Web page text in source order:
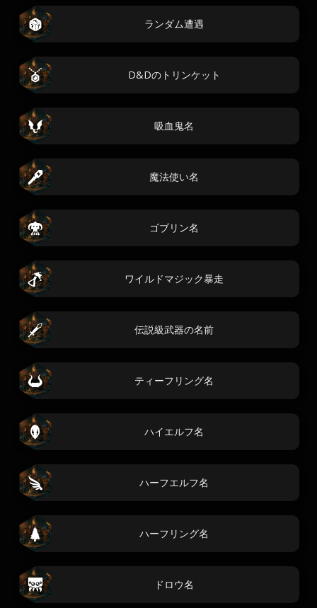
ランダム遭遇
D&Dのトリンケット
吸血鬼名
魔法使い名
ゴブリン名
ワイルドマジック暴走
伝説級武器の名前
ティーフリング名
ハイエルフ名
ハーフエルフ名
ハーフリング名
ドロウ名